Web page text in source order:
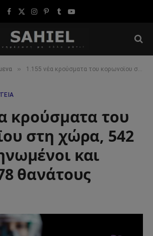
Facebook
X
Instagram
Pinterest
TumblrYouTube
» 1.155 νέα κρούσματα του κορωνοϊου στη χώρα, 542 διασωληνωμένοι και έχουμε 78 θανάτους
κρούσματα του
στη χώρα, 542
και
θανάτους